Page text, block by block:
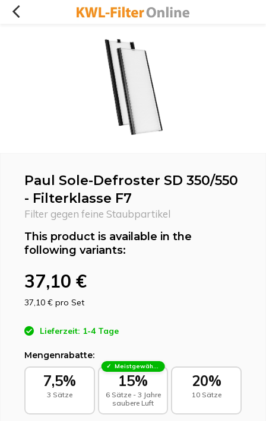
Paul Sole-Defroster SD 350/550
- Filterklasse F7
Filter gegen feine Staubpartikel
This product is available in the
following variants:
37,10 €
37,10 € pro Set
Lieferzeit: 1-4 Tage
Mengenrabatte:
7,5%
3 Sätze
Meistgewählt - Nachhaltige Wahl
15%
6 Sätze - 3 Jahre
saubere Luft
20%
10 Sätze